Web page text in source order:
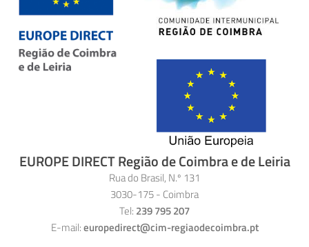
EUROPE DIRECT Região de Coimbra e de Leiria
Rua do Brasil, N.º 131
3030-175 - Coimbra
Tel: 239 795 207
E-mail:europedirect@cim-regiaodecoimbra.pt